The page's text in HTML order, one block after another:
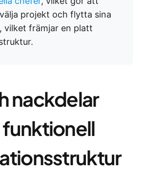
projekt och flytta sina
vilket främjar en platt
nackdelar